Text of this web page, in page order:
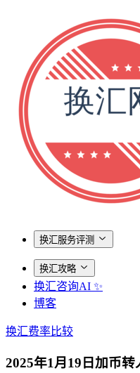
换汇服务评测
换汇攻略
换汇咨询AI ✨
博客
换汇费率比较
2025年1月19日加币